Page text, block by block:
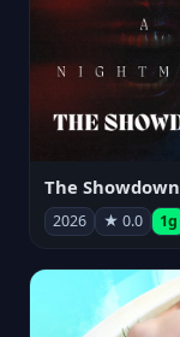
The Showdown
2026 ★ 0.0 1g